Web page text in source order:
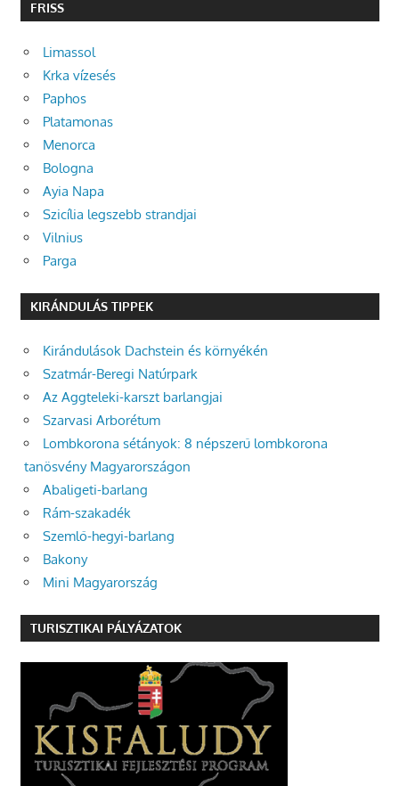
FRISS
Limassol
Krka vízesés
Paphos
Platamonas
Menorca
Bologna
Ayia Napa
Szicília legszebb strandjai
Vilnius
Parga
KIRÁNDULÁS TIPPEK
Kirándulások Dachstein és környékén
Szatmár-Beregi Natúrpark
Az Aggteleki-karszt barlangjai
Szarvasi Arborétum
Lombkorona sétányok: 8 népszerű lombkorona
tanösvény Magyarországon
Abaligeti-barlang
Rám-szakadék
Szemlő-hegyi-barlang
Bakony
Mini Magyarország
TURISZTIKAI PÁLYÁZATOK